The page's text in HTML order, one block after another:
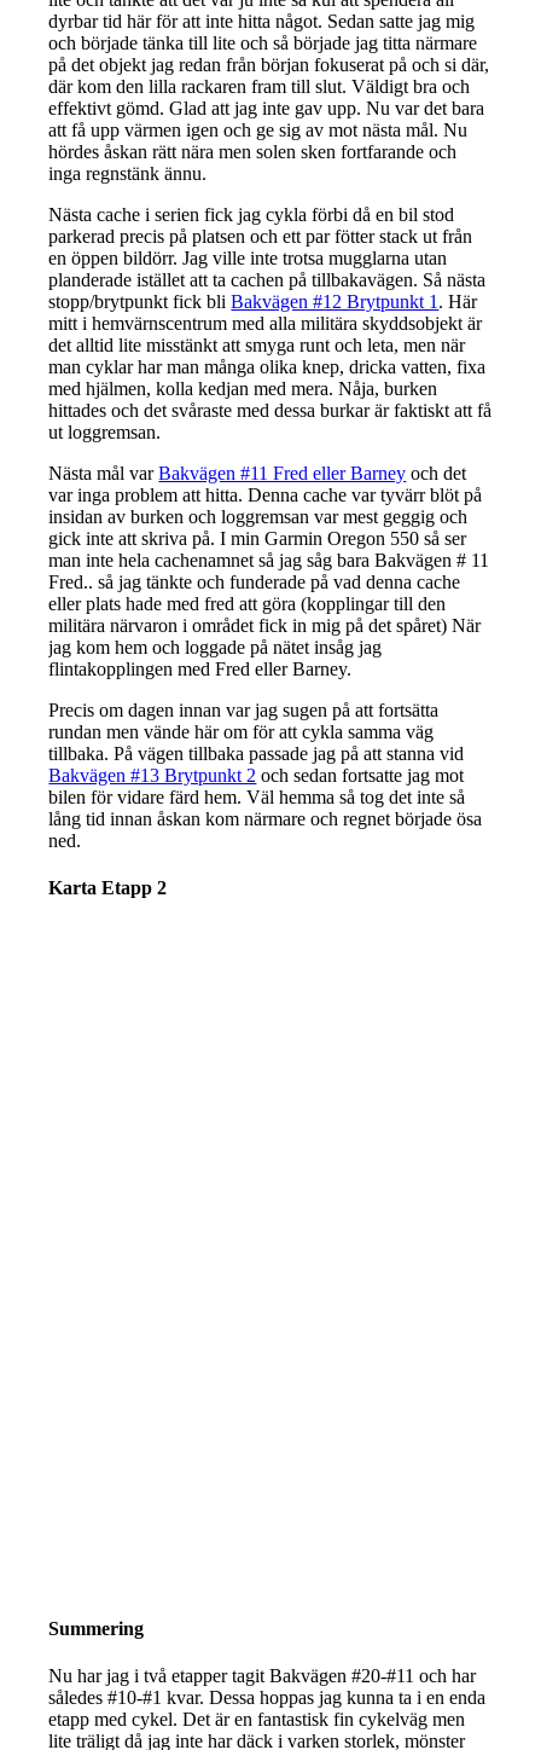
dyrbar tid här för att inte hitta något. Sedan satte jag mig
och började tänka till lite och så började jag titta närmare
på det objekt jag redan från början fokuserat på och si där,
där kom den lilla rackaren fram till slut. Väldigt bra och
effektivt gömd. Glad att jag inte gav upp. Nu var det bara
att få upp värmen igen och ge sig av mot nästa mål. Nu
hördes åskan rätt nära men solen sken fortfarande och
inga regnstänk ännu.
Nästa cache i serien fick jag cykla förbi då en bil stod
parkerad precis på platsen och ett par fötter stack ut från
en öppen bildörr. Jag ville inte trotsa mugglarna utan
planderade istället att ta cachen på tillbakavägen. Så nästa
stopp/brytpunkt fick bliBakvägen #12 Brytpunkt 1 . Här
mitt i hemvärnscentrum med alla militära skyddsobjekt är
det alltid lite misstänkt att smyga runt och leta, men när
man cyklar har man många olika knep, dricka vatten, fixa
med hjälmen, kolla kedjan med mera. Nåja, burken
hittades och det svåraste med dessa burkar är faktiskt att få
ut loggremsan.
Nästa mål varBakvägen #11 Fred eller Barney och det
var inga problem att hitta. Denna cache var tyvärr blöt på
insidan av burken och loggremsan var mest geggig och
gick inte att skriva på. I min Garmin Oregon 550 så ser
man inte hela cachenamnet så jag såg bara Bakvägen # 11
Fred.. så jag tänkte och funderade på vad denna cache
eller plats hade med fred att göra (kopplingar till den
militära närvaron i området fick in mig på det spåret) När
jag kom hem och loggade på nätet insåg jag
flintakopplingen med Fred eller Barney.
Precis om dagen innan var jag sugen på att fortsätta
rundan men vände här om för att cykla samma väg
tillbaka. På vägen tillbaka passade jag på att stanna vid
Bakvägen #13 Brytpunkt 2 och sedan fortsatte jag mot
bilen för vidare färd hem. Väl hemma så tog det inte så
lång tid innan åskan kom närmare och regnet började ösa
ned.
Karta Etapp 2
Summering
Nu har jag i två etapper tagit Bakvägen #20-#11 och har
således #10-#1 kvar. Dessa hoppas jag kunna ta i en enda
etapp med cykel. Det är en fantastisk fin cykelväg men
lite träligt då jag inte har däck i varken storlek, mönster